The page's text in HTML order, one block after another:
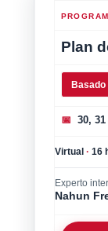
Plan
Basado
📅 30,
Virtual · 16
Experto
Nahun